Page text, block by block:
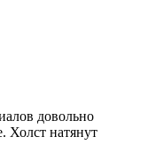
довольно
Холст натянут